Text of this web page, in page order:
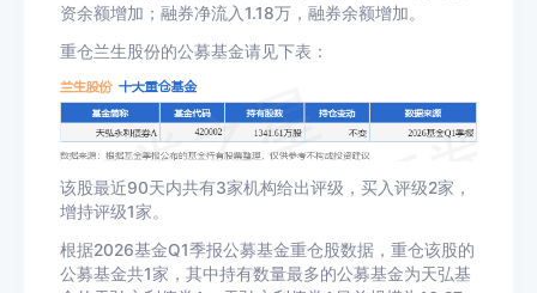
资余额增加；融券净流入1.18万，融券余额增加。
重仓兰生股份的公募基金请见下表：
该股最近90天内共有3家机构给出评级，买入评级2家，
增持评级1家。
根据2026基金Q1季报公募基金重仓股数据，重仓该股的
公募基金共1家，其中持有数量最多的公募基金为天弘基